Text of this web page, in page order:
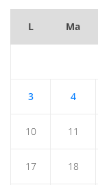
L Ma
3 4
10 11
17 18